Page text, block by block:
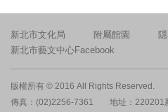
新北市文化局 附屬館園
新北市藝文中心Facebook
版權所有 © 2016 All Rights Reserved.
傳真：(02)2256-7361
地址：220201